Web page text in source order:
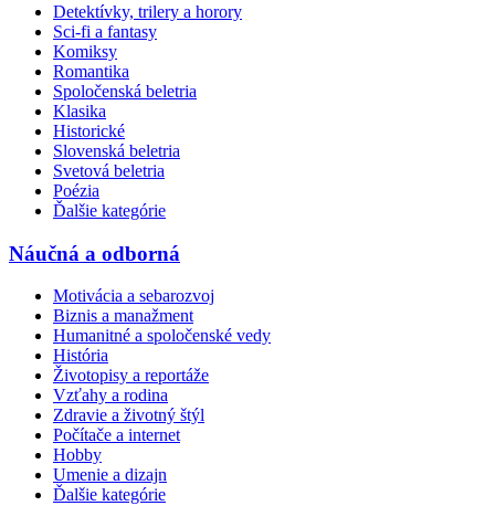
Detektívky, trilery a horory
Sci-fi a fantasy
Komiksy
Romantika
Spoločenská beletria
Klasika
Historické
Slovenská beletria
Svetová beletria
Poézia
Ďalšie kategórie
Náučná a odborná
Motivácia a sebarozvoj
Biznis a manažment
Humanitné a spoločenské vedy
História
Životopisy a reportáže
Vzťahy a rodina
Zdravie a životný štýl
Počítače a internet
Hobby
Umenie a dizajn
Ďalšie kategórie